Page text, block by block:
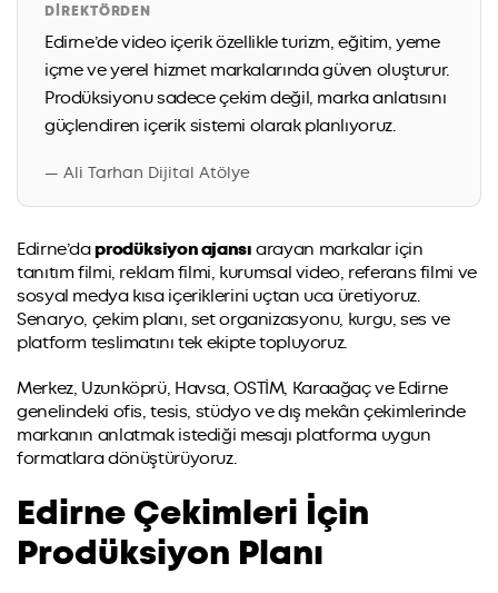
DIREKTÖRDEN
Edirne’de video içerik özellikle turizm, eğitim, yeme
içme ve yerel hizmet markalarında güven oluşturur.
Prodüksiyonu sadece çekim değil, marka anlatısını
güçlendiren içerik sistemi olarak planlıyoruz.
— Ali Tarhan Dijital Atölye
Edirne’daprodüksiyon ajansı arayan markalar için
tanıtım filmi, reklam filmi, kurumsal video, referans filmi ve
sosyal medya kısa içeriklerini uçtan uca üretiyoruz.
Senaryo, çekim planı, set organizasyonu, kurgu, ses ve
platform teslimatını tek ekipte topluyoruz.
Merkez, Uzunköprü, Havsa, OSTİM, Karaağaç ve Edirne
genelindeki ofis, tesis, stüdyo ve dış mekân çekimlerinde
markanın anlatmak istediği mesajı platforma uygun
formatlara dönüştürüyoruz.
Edirne Çekimleri İçin
Prodüksiyon Planı